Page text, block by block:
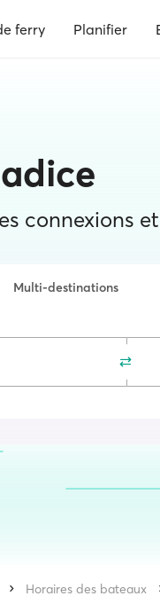
ferry Planifier
connexions
Multi-destinations
Horaires des bateaux